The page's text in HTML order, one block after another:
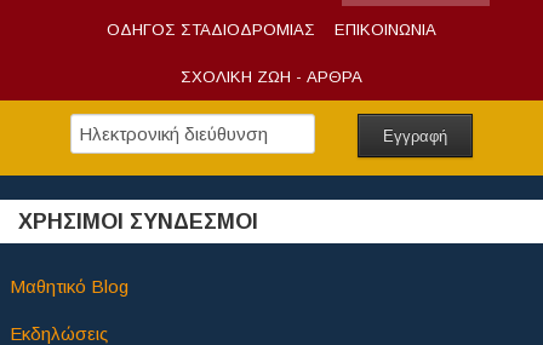
ΟΔΗΓΟΣ ΣΤΑΔΙΟΔΡΟΜΙΑΣ ΕΠΙΚΟΙΝΩΝΙΑ
ΣΧΟΛΙΚΗ ΖΩΗ - ΑΡΘΡΑ
ΧΡΗΣΙΜΟΙ ΣΥΝΔΕΣΜΟΙ
Μαθητικό Blog
Εκδηλώσεις